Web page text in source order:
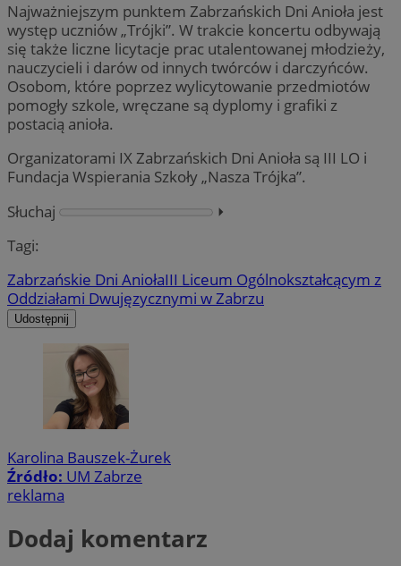
Najważniejszym punktem Zabrzańskich Dni Anioła jest
występ uczniów „Trójki”. W trakcie koncertu odbywają
się także liczne licytacje prac utalentowanej młodzieży,
nauczycieli i darów od innych twórców i darczyńców.
Osobom, które poprzez wylicytowanie przedmiotów
pomogły szkole, wręczane są dyplomy i grafiki z
postacią anioła.
Organizatorami IX Zabrzańskich Dni Anioła są III LO i
Fundacja Wspierania Szkoły „Nasza Trójka”.
Słuchaj
⏵︎
Tagi:
Zabrzańskie Dni AniołaIII Liceum Ogólnokształcącym z
Oddziałami Dwujęzycznymi w Zabrzu
Udostępnij
Karolina Bauszek-Żurek
Źródło: UM Zabrze
reklama
Dodaj komentarz